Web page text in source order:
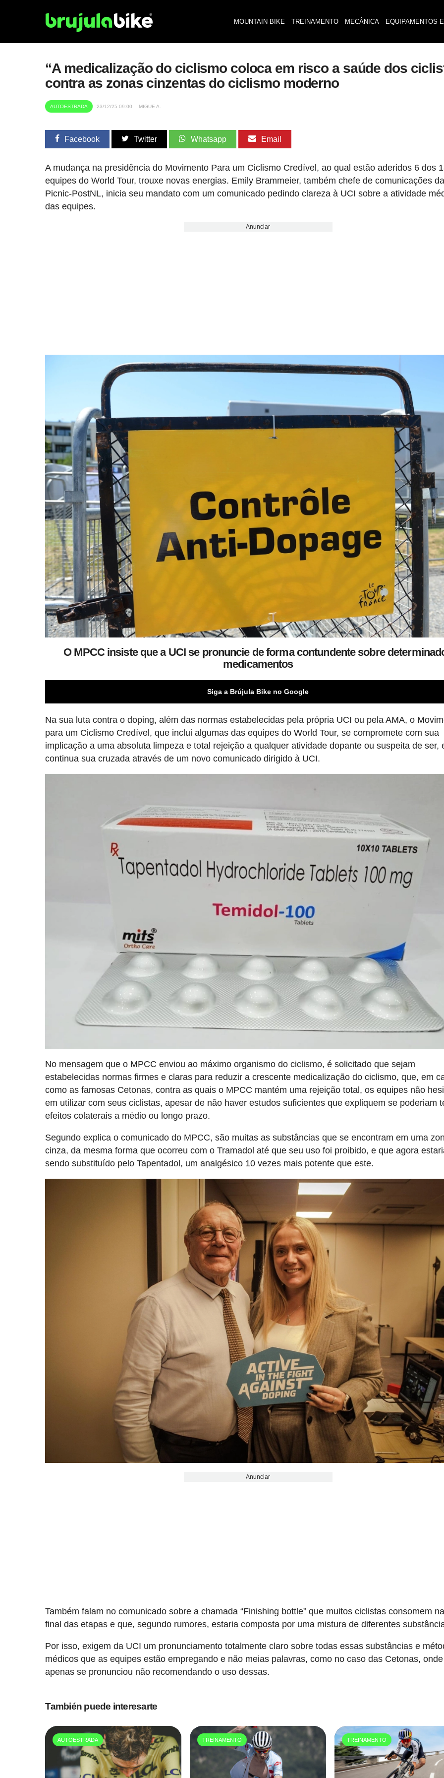
MOUNTAIN BIKE TREINAMENTO MECÂNICA EQUIPAMENTOS
“A medicalização do ciclismo coloca em risco a saúde dos
contra as zonas cinzentas do ciclismo moderno
AUTOESTRADA 23/12/25 09:00 MIGUE A.
Facebook Twitter Whatsapp Email
A mudança na presidência do Movimento Para um Ciclismo Credível, ao qual estão aderidos 6 dos
equipes do World Tour, trouxe novas energias. Emily Brammeier, também chefe de comunicações
Picnic-PostNL, inicia seu mandato com um comunicado pedindo clareza à UCI sobre a atividade
das equipes.
Anunciar
O MPCC insiste que a UCI se pronuncie de forma contundente sobre
medicamentos
Siga a Brújula Bike no Google
Na sua luta contra o doping, além das normas estabelecidas pela própria UCI ou pela AMA, o
para um Ciclismo Credível, que inclui algumas das equipes do World Tour, se compromete com sua
implicação a uma absoluta limpeza e total rejeição a qualquer atividade dopante ou suspeita de ser,
continua sua cruzada através de um novo comunicado dirigido à UCI.
No mensagem que o MPCC enviou ao máximo organismo do ciclismo, é solicitado que sejam
estabelecidas normas firmes e claras para reduzir a crescente medicalização do ciclismo, que, em
como as famosas Cetonas, contra as quais o MPCC mantém uma rejeição total, os equipes não
em utilizar com seus ciclistas, apesar de não haver estudos suficientes que expliquem se poderiam
efeitos colaterais a médio ou longo prazo.
Segundo explica o comunicado do MPCC, são muitas as substâncias que se encontram em uma
cinza, da mesma forma que ocorreu com o Tramadol até que seu uso foi proibido, e que agora
sendo substituído pelo Tapentadol, um analgésico 10 vezes mais potente que este.
Anunciar
Também falam no comunicado sobre a chamada “Finishing bottle” que muitos ciclistas consomem
final das etapas e que, segundo rumores, estaria composta por uma mistura de diferentes
Por isso, exigem da UCI um pronunciamento totalmente claro sobre todas essas substâncias e
médicos que as equipes estão empregando e não meias palavras, como no caso das Cetonas,
apenas se pronunciou não recomendando o uso dessas.
También puede interesarte
AUTOESTRADA TREINAMENTO TREINAMENTO